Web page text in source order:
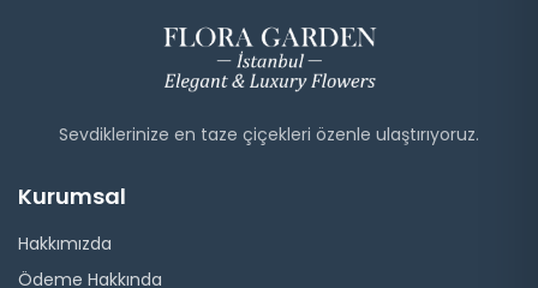
Sevdiklerinize en taze çiçekleri özenle ulaştırıyoruz.
Kurumsal
Hakkımızda
Ödeme Hakkında